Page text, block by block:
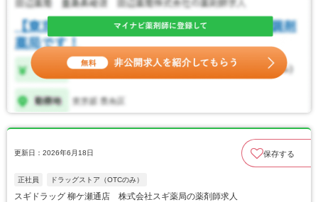
更新日：2026年6月18日 保存する
正社員 ドラッグストア（OTCのみ）
スギドラッグ 柳ケ瀬通店 株式会社スギ薬局の薬剤師求人